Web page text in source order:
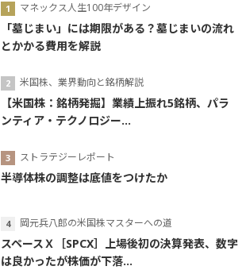
マネックス人生100年デザイン
「墓じまい」には期限がある？墓じまいの流れ
とかかる費用を解説
米国株、業界動向と銘柄解説
【米国株：銘柄発掘】業績上振れ5銘柄、パラ
ンティア・テクノロジー...
ストラテジーレポート
半導体株の調整は底値をつけたか
岡元兵八郎の米国株マスターへの道
スペースＸ［SPCX］上場後初の決算発表、数字
は良かったが株価が下落...